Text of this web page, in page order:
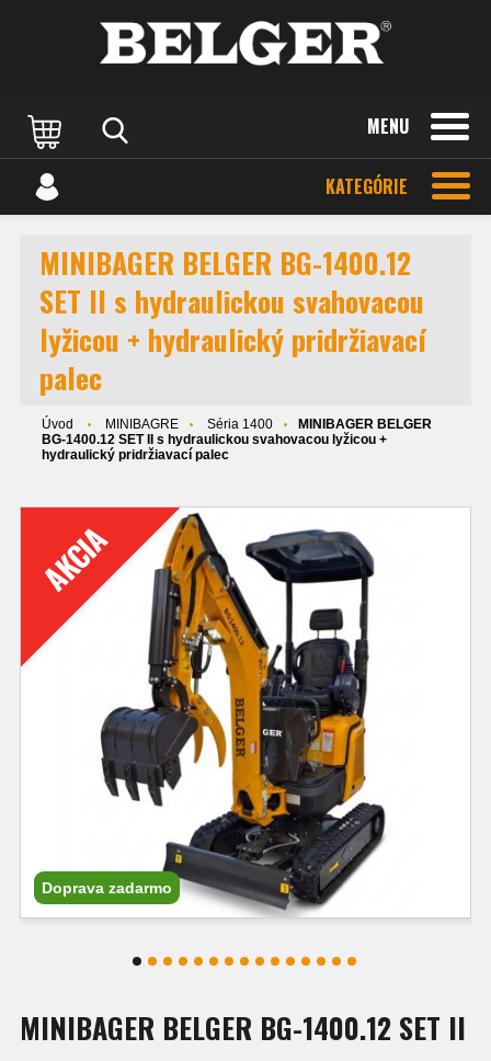
MENU
KATEGÓRIE
MINIBAGER BELGER BG-1400.12
SET II s hydraulickou svahovacou
lyžicou + hydraulický pridržiavací
palec
Úvod MINIBAGRE Séria 1400
MINIBAGER BELGER
BG-1400.12 SET II s hydraulickou svahovacou lyžicou +
hydraulický pridržiavací palec
AKCIA
Doprava zadarmo
MINIBAGER BELGER BG-1400.12 SET II